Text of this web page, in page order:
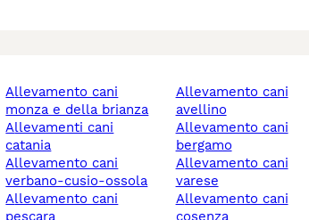
allevamento cani
monza e della brianza
allevamenti cani
catania
allevamento cani
verbano-cusio-ossola
allevamento cani
allevamento cani
avellino
allevamento cani
bergamo
allevamento cani
varese
allevamento cani